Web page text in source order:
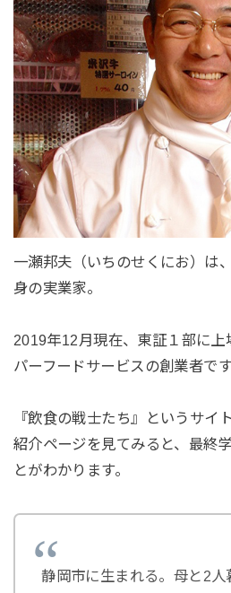
一瀬邦夫（いちのせくにお）は
身の実業家。
2019年12月現在、東証１部に上
パーフードサービスの創業者です
『飲食の戦士たち』というサイ
紹介ページを見てみると、最終
とがわかります。
静岡市に生まれる。母と2人